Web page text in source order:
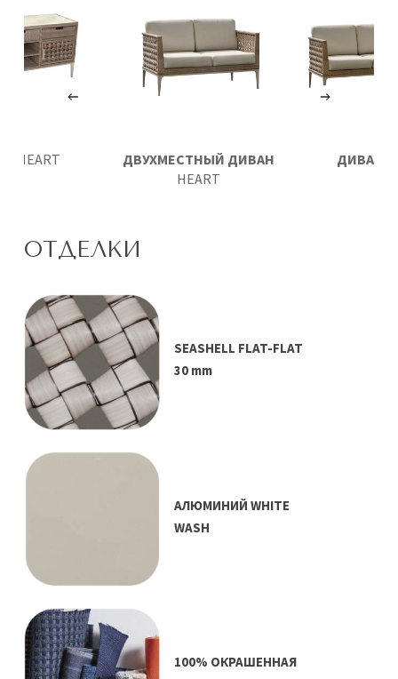
ДВУХМЕСТНЫЙ ДИВАН
HEART
ДИВАН
HEART
ОТДЕЛКИ
SEASHELL FLAT-FLAT
30 mm
АЛЮМИНИЙ WHITE
WASH
100% ОКРАШЕННАЯ